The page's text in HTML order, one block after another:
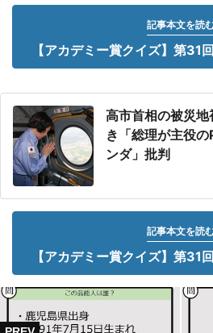
記事本文を読
【アカデミー賞クイズ】第31
高市首相の被災
き「総理が主役
ンダ」批判
記事本文を読
【アカデミー賞クイズ】第31